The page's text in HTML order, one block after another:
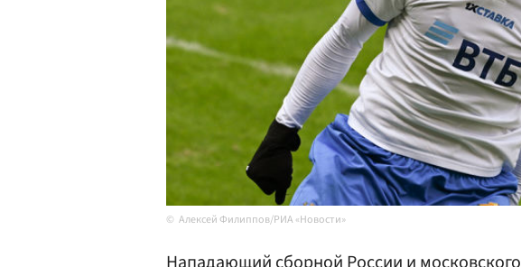
Алексей Филиппов/РИА «Новости»